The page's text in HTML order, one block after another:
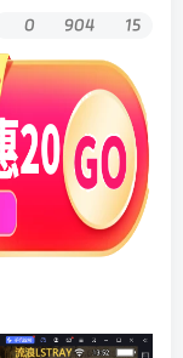
0 904 15